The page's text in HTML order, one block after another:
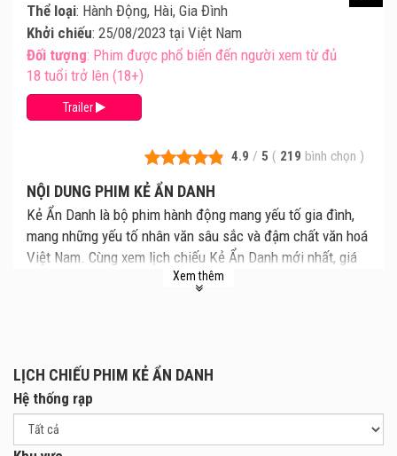
4.9 / 5 ( 219 bình chọn )
NỘI DUNG PHIM KẺ ẨN DANH
Kẻ Ẩn Danh là bộ phim hành động mang yếu tố gia đình,
mang những yếu tố nhân văn sâu sắc và đậm chất văn hoá
Việt Nam. Cùng xem lịch chiếu Kẻ Ẩn Danh mới nhất, giá
vé Kẻ Ẩn Danh chi tiết tại rạp. Review phim và mua vé xem
người bình thường, kiếm sống bằng lao động chân tay.
Lâm sống cùng vợ - Hạnh và con gái riêng của cô là Hiền.
Hiền vẫn chưa chấp nhận tình yêu thương của chú Lâm
dành cho mình. Hiền lớn lên với sự bốc đồng và bị dụ dỗ
Xem thêm
Thể loại: Hành Động, Hài, Gia Đình
Khởi chiếu: 25/08/2023 tại Việt Nam
Đối tượng: Phim được phổ biến đến người xem từ đủ
18 tuổi trở lên (18+)
Trailer
LỊCH CHIẾU PHIM KẺ ẨN DANH
Hệ thống rạp